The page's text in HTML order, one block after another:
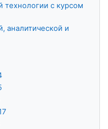
технологии с курсом
аналитической и